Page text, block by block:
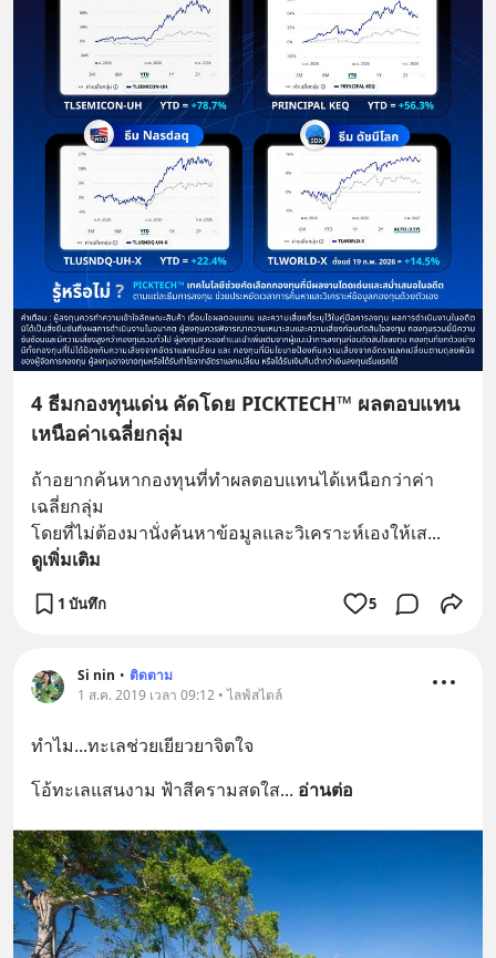
4 ธีมกองทุนเด่น คัดโดย PICKTECH™ ผลตอบแทน
เหนือค่าเฉลี่ยกลุ่ม
ถ้าอยากค้นหากองทุนที่ทำผลตอบแทนได้เหนือกว่าค่า
เฉลี่ยกลุ่ม
โดยที่ไม่ต้องมานั่งค้นหาข้อมูลและวิเคราะห์เองให้เส...
ดูเพิ่มเติม
1 บันทึก 5
Si nin • ติดตาม
1 ส.ค. 2019 เวลา 09:12 • ไลฟ์สไตล์
ทำไม...ทะเลช่วยเยียวยาจิตใจ
โอ้ทะเลแสนงาม ฟ้าสีครามสดใส... อ่านต่อ